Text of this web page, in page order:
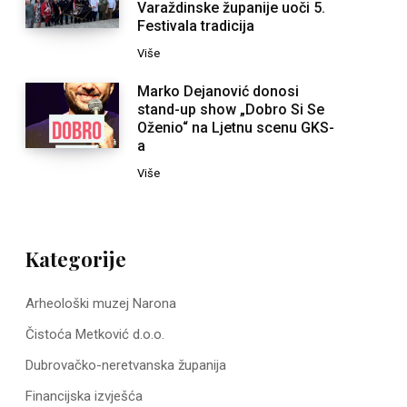
Varaždinske županije uoči 5.
Festivala tradicija
Više
Marko Dejanović donosi
stand-up show „Dobro Si Se
Oženio“ na Ljetnu scenu GKS-
a
Više
Kategorije
Arheološki muzej Narona
Čistoća Metković d.o.o.
Dubrovačko-neretvanska županija
Financijska izvješća